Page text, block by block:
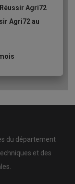
Agri72
Agri72 au
du département
et des